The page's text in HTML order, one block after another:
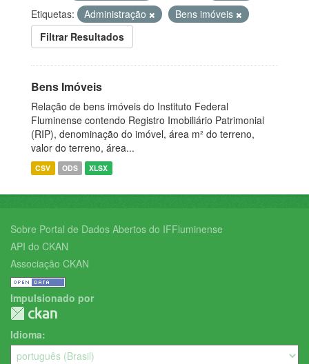
Etiquetas:
Administração
Bens imóveis
Filtrar Resultados
Bens Imóveis
Relação de bens imóveis do Instituto Federal
Fluminense contendo Registro Imobiliário Patrimonial
(RIP), denominação do imóvel, área m² do terreno,
valor do terreno, área...
CSV ODS XLSX
Sobre Portal de Dados Abertos do IFFluminense
API do CKAN
Associação CKAN
Impulsionado por
Idioma